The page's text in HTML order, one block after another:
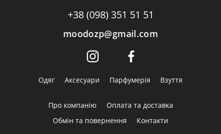
+38 (098) 351 51 51
moodozp@gmail.com
Одяг Аксесуари Парфумерія Взуття
Про компанію
Оплата та доставка
Обмін та повернення
Контакти